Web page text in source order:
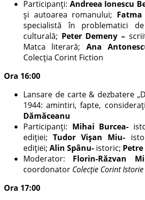
Participanți: Andreea Ionescu
și autoarea romanului;
specialistă în problematici
culturală; Peter Demeny –
Matca literară; Ana
Colecția Corint Fiction
Ora 16:00
Lansare de carte & dezbatere
1944: amintiri, fapte,
Dămăceanu
Participanți: Mihai Burcea-
ediției;Tudor Vișan Miu-
ediției; Alin Spânu- istoric;
Moderator: Florin-Răzvan
coordonator Colecție Corint
Ora 17:00